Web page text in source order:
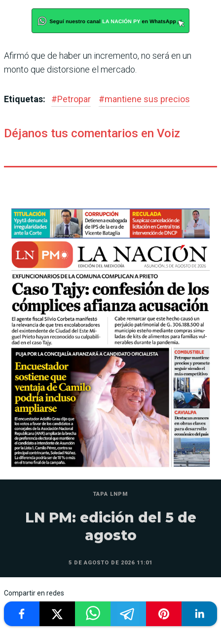
Afirmó que de haber un incre­mento, no será en un
monto que distorsione el mercado.
Etiquetas: #Petropar #mantiene sus precios
Déjanos tus comentarios en Voiz
TAPA LNPM
LN PM: edición del 5 de
agosto
5 DE AGOSTO DE 2026 11:01
Compartir en redes